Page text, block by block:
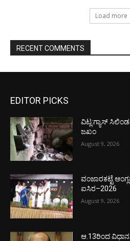
Load more
RECENT COMMENTS
EDITOR PICKS
ವಿಟ್ಲ:ಗ್ಯಾಸ್
ಜಖಂ
August 9, 2026
ವಂಜಾರಕಟ್ಟೆ
ಐಸಿರ–2026
August 9, 2026
ಆ.13ರಿಂದ